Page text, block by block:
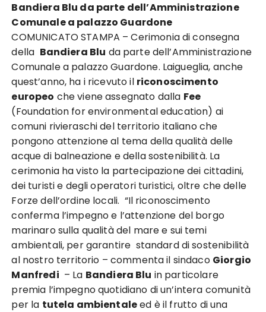
Bandiera Blu da parte dell’Amministrazione
Comunale a palazzo Guardone
COMUNICATO STAMPA – Cerimonia di consegna
della Bandiera Blu da parte dell’Amministrazione
Comunale a palazzo Guardone. Laigueglia, anche
quest’anno, ha i ricevuto il riconoscimento
europeo che viene assegnato dalla Fee
(Foundation for environmental education) ai
comuni rivieraschi del territorio italiano che
pongono attenzione al tema della qualità delle
acque di balneazione e della sostenibilità. La
cerimonia ha visto la partecipazione dei cittadini,
dei turisti e degli operatori turistici, oltre che delle
Forze dell’ordine locali. “Il riconoscimento
conferma l’impegno e l’attenzione del borgo
marinaro sulla qualità del mare e sui temi
ambientali, per garantire standard di sostenibilità
al nostro territorio – commenta il sindaco Giorgio
Manfredi – La Bandiera Blu in particolare
premia l’impegno quotidiano di un’intera comunità
per la tutela ambientaleed è il frutto di una